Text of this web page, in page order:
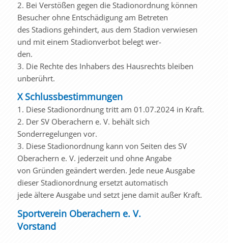
2. Bei Verstößen gegen die Stadionordnung können
Besucher ohne Entschädigung am Betreten
des Stadions gehindert, aus dem Stadion verwiesen
und mit einem Stadionverbot belegt wer-
den.
3. Die Rechte des Inhabers des Hausrechts bleiben
unberührt.
X Schlussbestimmungen
1. Diese Stadionordnung tritt am 01.07.2024 in Kraft.
2. Der SV Oberachern e. V. behält sich
Sonderregelungen vor.
3. Diese Stadionordnung kann von Seiten des SV
Oberachern e. V. jederzeit und ohne Angabe
von Gründen geändert werden. Jede neue Ausgabe
dieser Stadionordnung ersetzt automatisch
jede ältere Ausgabe und setzt jene damit außer Kraft.
Sportverein Oberachern e. V.
Vorstand